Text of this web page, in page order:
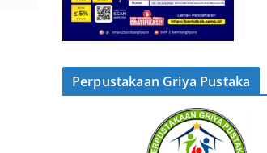
Perpustakaan Griya Pustaka